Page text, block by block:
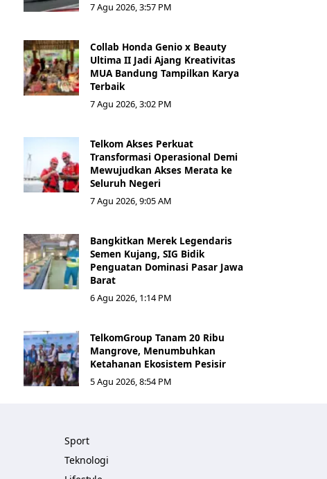
7 Agu 2026, 3:57 PM
Collab Honda Genio x Beauty
Ultima II Jadi Ajang Kreativitas
MUA Bandung Tampilkan Karya
Terbaik
7 Agu 2026, 3:02 PM
Telkom Akses Perkuat
Transformasi Operasional Demi
Mewujudkan Akses Merata ke
Seluruh Negeri
7 Agu 2026, 9:05 AM
Bangkitkan Merek Legendaris
Semen Kujang, SIG Bidik
Penguatan Dominasi Pasar Jawa
Barat
6 Agu 2026, 1:14 PM
TelkomGroup Tanam 20 Ribu
Mangrove, Menumbuhkan
Ketahanan Ekosistem Pesisir
5 Agu 2026, 8:54 PM
Sport
Teknologi